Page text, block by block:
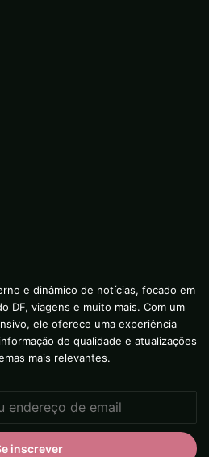
e dinâmico de notícias, focado em
DF, viagens e muito mais. Com um
ele oferece uma experiência
de qualidade e atualizações
mais relevantes.